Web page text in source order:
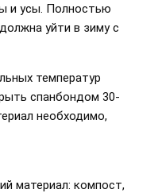
и усы. Полностью
уйти в зиму с
температур
спанбондом 30-
необходимо,
материал: компост,